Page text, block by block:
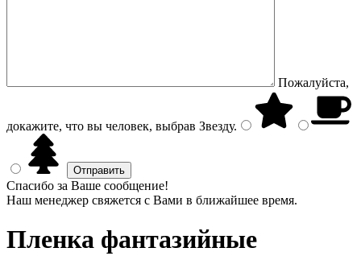
Пожалуйста,
докажите, что вы человек, выбрав Звезду.
Спасибо за Ваше сообщение!
Наш менеджер свяжется с Вами в ближайшее время.
Пленка фантазийные